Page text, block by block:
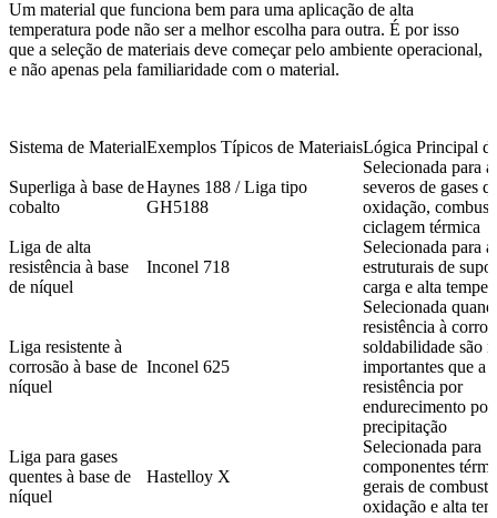
Um material que funciona bem para uma aplicação de alta
temperatura pode não ser a melhor escolha para outra. É por isso
que a seleção de materiais deve começar pelo ambiente operacional,
e não apenas pela familiaridade com o material.
Sistema de MaterialExemplos Típicos de MateriaisLógica Principal
Superliga à base de
cobalto
Haynes 188 / Liga tipo
GH5188
Selecionada para
severos de gases
oxidação,
ciclagem térmica
Liga de alta
resistência à base
de níquel
Inconel 718
Selecionada para
estruturais de
carga e alta
Liga resistente à
corrosão à base de
níquel
Inconel 625
Selecionada
resistência à
soldabilidade são
importantes que a
resistência por
endurecimento por
precipitação
Liga para gases
quentes à base de
níquel
Hastelloy X
Selecionada para
componentes
gerais de
oxidação e alta